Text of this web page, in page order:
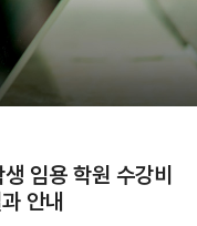
임용 학원 수강비
안내